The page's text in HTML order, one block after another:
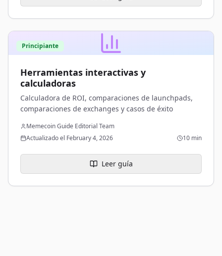
Principiante
Herramientas interactivas y
calculadoras
Calculadora de ROI, comparaciones de launchpads,
comparaciones de exchanges y casos de éxito
Memecoin Guide Editorial Team
Actualizado el February 4, 2026
10 min
Leer guía